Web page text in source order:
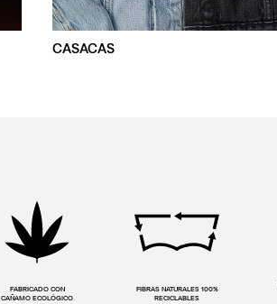
CASACAS
FABRICADO CON
CAÑAMO ECOLÓGICO
FIBRAS NATURALES 100%
RECICLABLES